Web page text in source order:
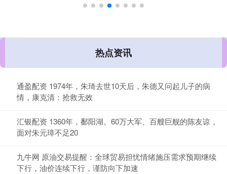
热点资讯
通盈配资 1974年，朱琦去世10天后，朱德又问起儿子的病
情，康克清：抢救无效
汇银配资 1360年，鄱阳湖。60万大军、百艘巨舰的陈友谅，
面对朱元璋不足20
九牛网 原油交易提醒：全球贸易担忧情绪施压需求预期继续
下行，油价连续下行，谨防向下加速